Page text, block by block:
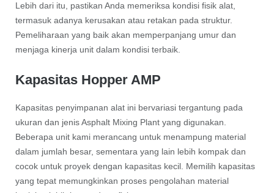
Lebih dari itu, pastikan Anda memeriksa kondisi fisik alat,
termasuk adanya kerusakan atau retakan pada struktur.
Pemeliharaan yang baik akan memperpanjang umur dan
menjaga kinerja unit dalam kondisi terbaik.
Kapasitas Hopper AMP
Kapasitas penyimpanan alat ini bervariasi tergantung pada
ukuran dan jenis Asphalt Mixing Plant yang digunakan.
Beberapa unit kami merancang untuk menampung material
dalam jumlah besar, sementara yang lain lebih kompak dan
cocok untuk proyek dengan kapasitas kecil. Memilih kapasitas
yang tepat memungkinkan proses pengolahan material